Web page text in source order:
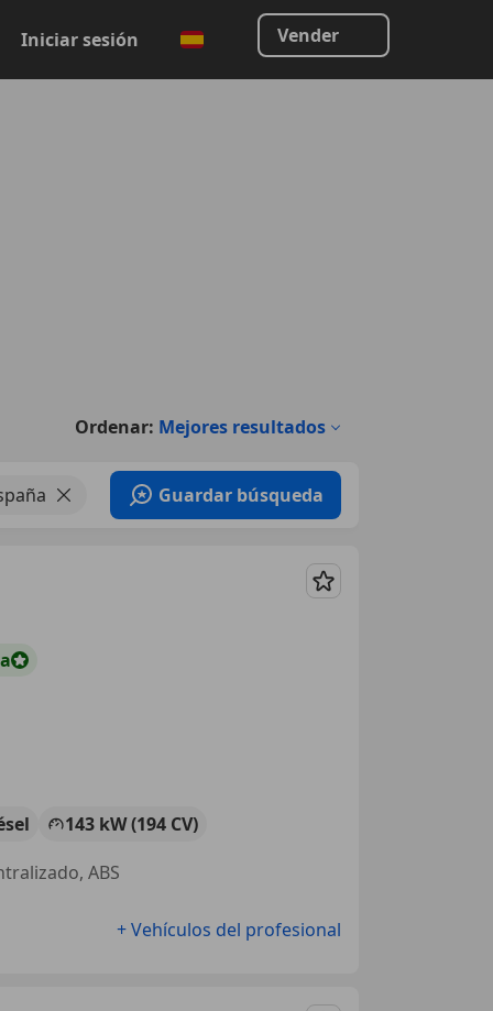
Iniciar sesión Vender
Ordenar: Mejores resultados
Guardar búsqueda
Guardar
143 kW (194 CV)
ABS
+ Vehículos del profesional